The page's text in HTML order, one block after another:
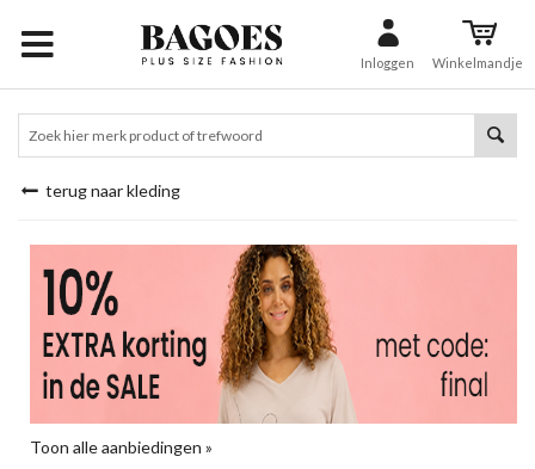
Inloggen Winkelmandje
terug naar kleding
Toon alle aanbiedingen »